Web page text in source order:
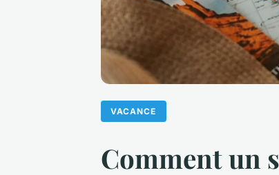
VACANCE
Comment un